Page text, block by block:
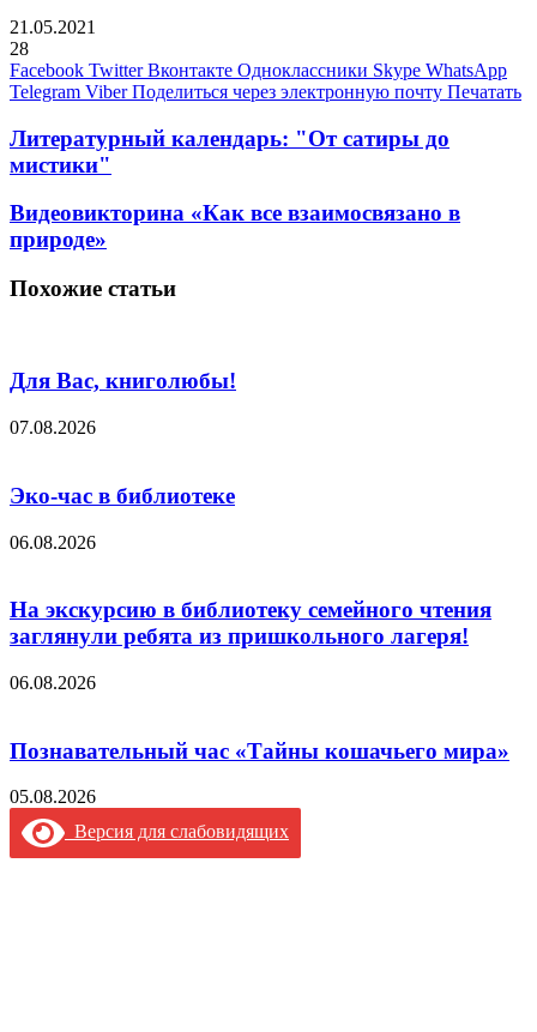
21.05.2021
28
Facebook Twitter Вконтакте Одноклассники Skype WhatsApp
Telegram Viber Поделиться через электронную почту Печатать
Литературный календарь: "От сатиры до
мистики"
Видеовикторина «Как все взаимосвязано в
природе»
Похожие статьи
Для Вас, книголюбы!
07.08.2026
Эко-час в библиотеке
06.08.2026
На экскурсию в библиотеку семейного чтения
заглянули ребята из пришкольного лагеря!
06.08.2026
Познавательный час «Тайны кошачьего мира»
05.08.2026
Версия для слабовидящих